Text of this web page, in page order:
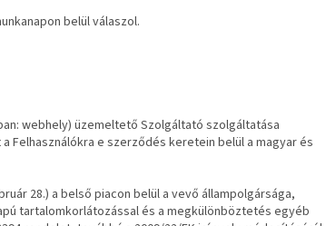
belül válaszol.
webhely) üzemeltető Szolgáltató szolgáltatása
Felhasználókra e szerződés keretein belül a magyar és
28.) a belső piacon belül a vevő állampolgársága,
tartalomkorlátozással és a megkülönböztetés egyéb